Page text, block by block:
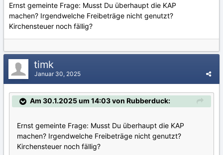
Ernst gemeinte Frage: Musst Du überhaupt die KAP
machen? Irgendwelche Freibeträge nicht genutzt?
Kirchensteuer noch fällig?
timk
Januar 30, 2025
Am 30.1.2025 um 14:03 von Rubberduck:
Ernst gemeinte Frage: Musst Du überhaupt die KAP
machen? Irgendwelche Freibeträge nicht genutzt?
Kirchensteuer noch fällig?